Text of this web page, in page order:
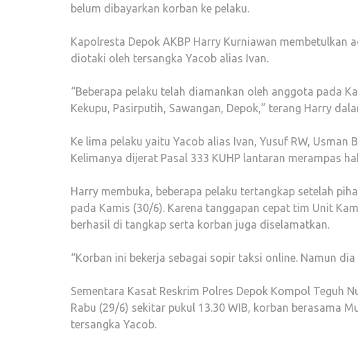
belum dibayarkan korban ke pelaku.
Kapolresta Depok AKBP Harry Kurniawan membetulkan
diotaki oleh tersangka Yacob alias Ivan.
“Beberapa pelaku telah diamankan oleh anggota pada
Kekupu, Pasirputih, Sawangan, Depok,” terang Harry
Ke lima pelaku yaitu Yacob alias Ivan, Yusuf RW,
Kelimanya dijerat Pasal 333 KUHP lantaran merampas
Harry membuka, beberapa pelaku tertangkap setelah
pada Kamis (30/6). Karena tanggapan cepat tim Unit
berhasil di tangkap serta korban juga diselamatkan.
“Korban ini bekerja sebagai sopir taksi online. Namun
Sementara Kasat Reskrim Polres Depok Kompol Teguh
Rabu (29/6) sekitar pukul 13.30 WIB, korban berasama
tersangka Yacob.